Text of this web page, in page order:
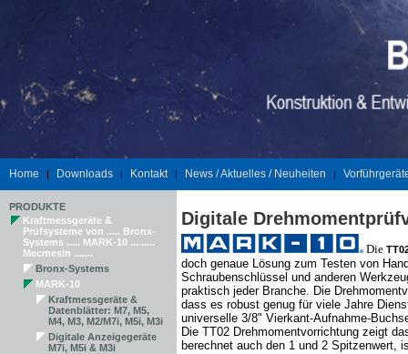
Home | Downloads | Kontakt | News / Aktuelles / Neuheiten |
PRODUKTE
Kraftmessgeräte &
Prüfsysteme von ..... Bronx-
Systems ..... MARK-10 .........
Mecmesin .......
Bronx-Systems
MARK-10
Kraftmessgeräte &
Datenblätter: M7, M5,
M4, M3, M2/M7i, M5i, M3i
Digitale Anzeigegeräte
M7i, M5i & M3i
Digitale
Die
doch genaue Lösung zum Testen von
Schraubenschlüssel und anderen
praktisch jeder Branche. Die
dass es robust genug für viele Jahre
universelle 3/8" Vierkant-Aufnahme-
Die TT02 Drehmomentvorrichtung zeigt
berechnet auch den 1 und 2 Spitzenwert,